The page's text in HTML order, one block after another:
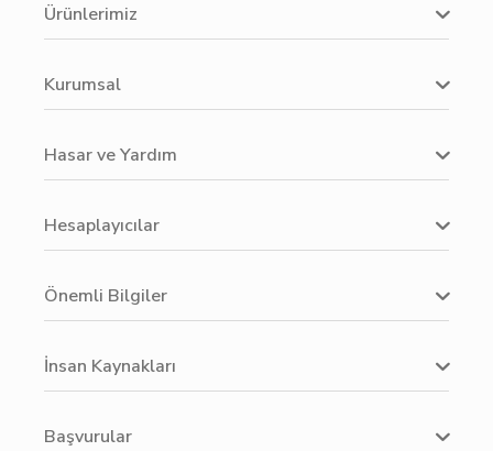
Ürünlerimiz
Kurumsal
Hasar ve Yardım
Hesaplayıcılar
Önemli Bilgiler
İnsan Kaynakları
Başvurular